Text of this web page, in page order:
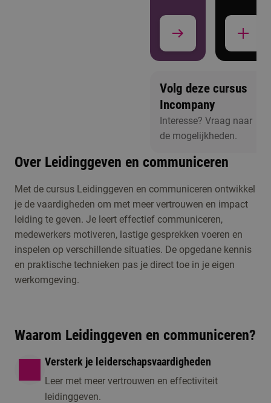
Volg deze cursus
Incompany
Interesse? Vraag naar
de mogelijkheden.
Studiekeuzeactiviteiten
Er zijn op dit
moment geen
activiteiten
gepland. Wil je
toch graag
dan contact met
Over Leidinggeven en communiceren
Met de cursus Leidinggeven en communiceren ontwikkel
je de vaardigheden om met meer vertrouwen en impact
leiding te geven. Je leert effectief communiceren,
medewerkers motiveren, lastige gesprekken voeren en
inspelen op verschillende situaties. De opgedane kennis
en praktische technieken pas je direct toe in je eigen
werkomgeving.
Waarom Leidinggeven en communiceren?
Versterk je leiderschapsvaardigheden
Leer met meer vertrouwen en effectiviteit
leidinggeven.